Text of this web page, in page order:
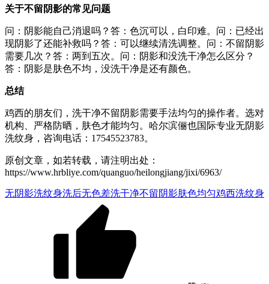
关于不留阴影的常见问题
问：阴影能自己消退吗？答：色沉可以，白印难。问：已经出
现阴影了还能补救吗？答：可以继续清洗调整。问：不留阴影
需要几次？答：两到五次。问：阴影和没洗干净怎么区分？
答：阴影是肤色不均，没洗干净是还有颜色。
总结
鸡西的朋友们，洗干净不留阴影需要手法均匀的操作者。选对
机构、严格防晒，肤色才能均匀。哈尔滨俪也国际专业无阴影
洗纹身，咨询电话：17545523783。
原创文章，如若转载，请注明出处：
https://www.hrbliye.com/quanguo/heilongjiang/jixi/6963/
无阴影洗纹身洗后无色差洗干净不留阴影肤色均匀鸡西洗纹身